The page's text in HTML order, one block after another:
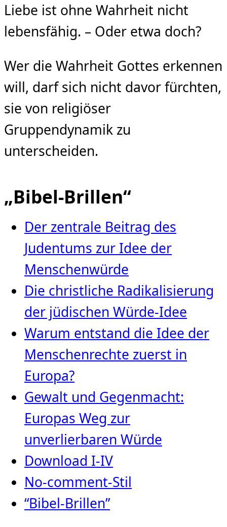
Liebe ist ohne Wahrheit nicht
lebensfähig. – Oder etwa doch?
Wer die Wahrheit Gottes erkennen
will, darf sich nicht davor fürchten,
sie von religiöser
Gruppendynamik zu
unterscheiden.
„Bibel-Brillen“
Der zentrale Beitrag des
Judentums zur Idee der
Menschenwürde
Die christliche Radikalisierung
der jüdischen Würde‑Idee
Warum entstand die Idee der
Menschenrechte zuerst in
Europa?
Gewalt und Gegenmacht:
Europas Weg zur
unverlierbaren Würde
Download I-IV
No-comment-Stil
“Bibel-Brillen”